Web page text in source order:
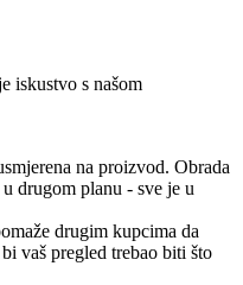
iskustvo s našom
na proizvod. Obrada
drugom planu - sve je u
drugim kupcima da
vaš pregled trebao biti što